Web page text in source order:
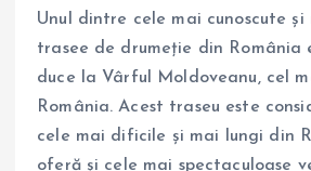
Unul dintre cele mai cunoscute și
trasee de drumeție din România
duce la Vârful Moldoveanu, cel
România. Acest traseu este
cele mai dificile și mai lungi din
oferă și cele mai spectaculoase